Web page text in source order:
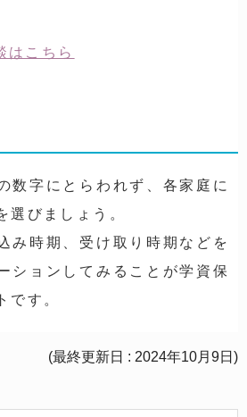
はこちら
数字にとらわれず、各家庭に
選びましょう。
み時期、受け取り時期などを
ションしてみることが学資保
です。
(最終更新日 : 2024年10月9日)